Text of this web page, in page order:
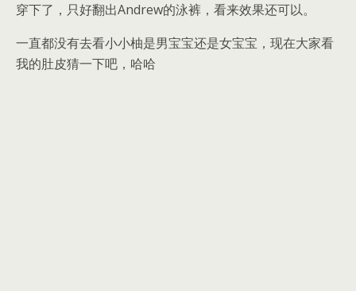
穿下了，只好翻出Andrew的泳裤，看来效果还可以。
一直都没有去看小小柚是男宝宝还是女宝宝，现在大家看
我的肚皮猜一下吧，哈哈